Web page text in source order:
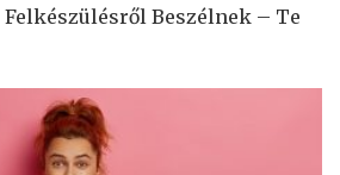
Beszélnek – Te